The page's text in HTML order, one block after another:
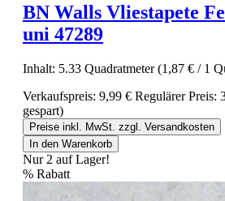
BN Walls Vliestapete
uni 47289
Inhalt: 5.33 Quadratmeter(1,87 € / 1
Verkaufspreis: 9,99 € Regulärer Preis:
gespart)
Preise inkl. MwSt. zzgl. Versandkosten
In den Warenkorb
Nur 2 auf Lager!
% Rabatt